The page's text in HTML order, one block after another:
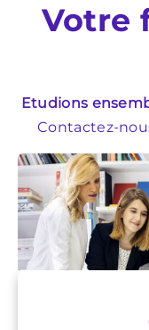
Votre
Etudions
Contactez-